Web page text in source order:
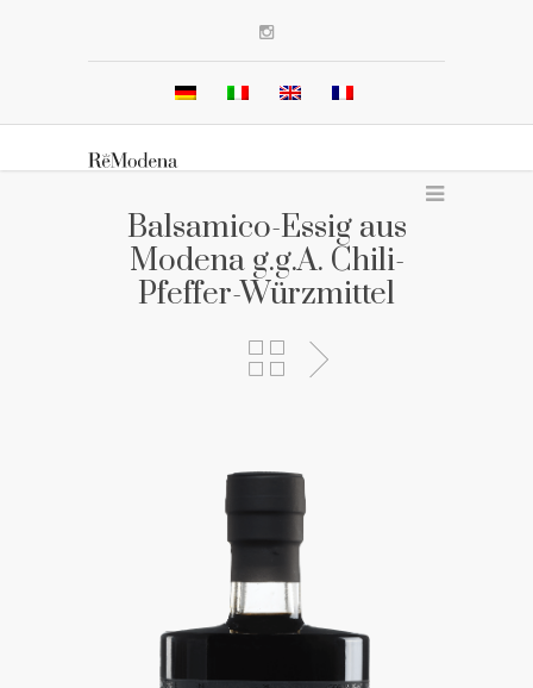
Balsamico-Essig aus
Modena g.g.A. Chili-
Pfeffer-Würzmittel